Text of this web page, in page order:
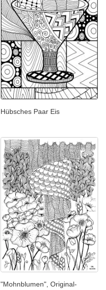
Hübsches Paar Eis
"Mohnblumen", Original-